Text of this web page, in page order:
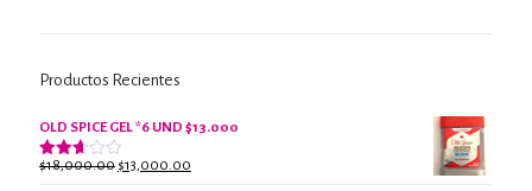
Productos Recientes
OLD SPICE GEL *6 UND $13.000
Valorado
$18,000.00 El
$13,000.00